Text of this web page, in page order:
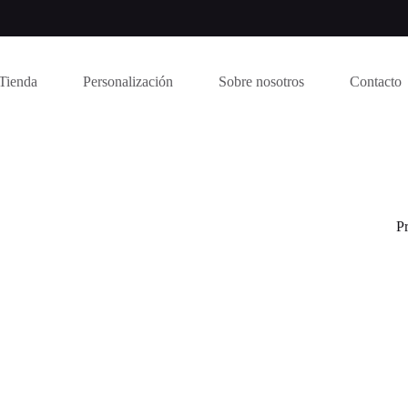
Personalización Sobre nosotros Contacto